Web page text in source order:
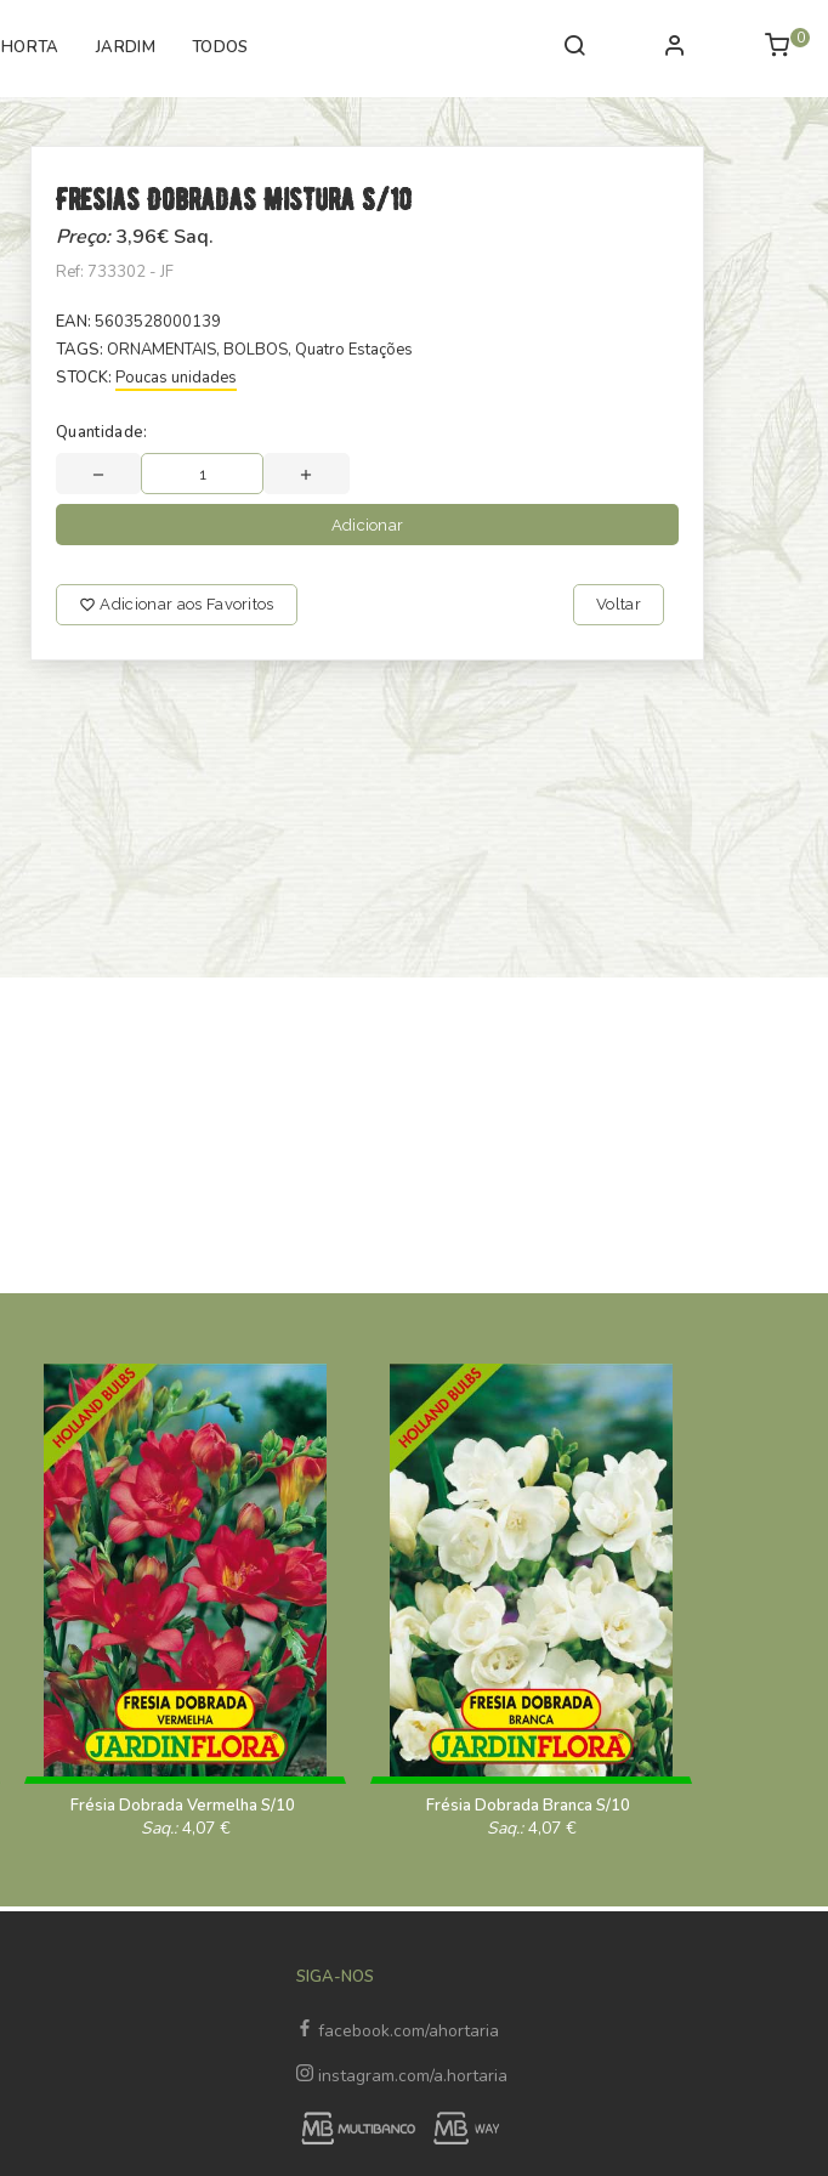
HORTA JARDIM TODOS 0
Fresias Dobradas Mistura S/10
Preço:3,96€ Saq.
Ref: 733302 - JF
EAN: 5603528000139
TAGS: ORNAMENTAIS, BOLBOS, Quatro Estações
STOCK: Poucas unidades
Quantidade:
Adicionar
Adicionar aos Favoritos Voltar
Frésia Dobrada Vermelha S/10
Saq.:4,07 €
Frésia Dobrada Branca S/10
Saq.:4,07 €
SIGA-NOS
facebook.com/ahortaria
instagram.com/a.hortaria